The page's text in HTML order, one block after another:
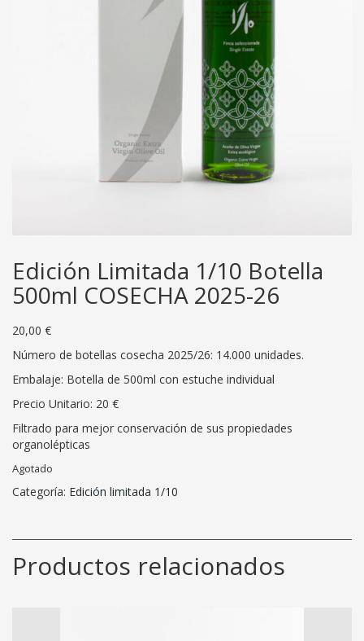
Edición Limitada 1/10 Botella
500ml COSECHA 2025-26
20,00 €
Número de botellas cosecha 2025/26: 14.000 unidades.
Embalaje: Botella de 500ml con estuche individual
Precio Unitario: 20 €
Filtrado para mejor conservación de sus propiedades
organolépticas
Agotado
Categoría: Edición limitada 1/10
Productos relacionados